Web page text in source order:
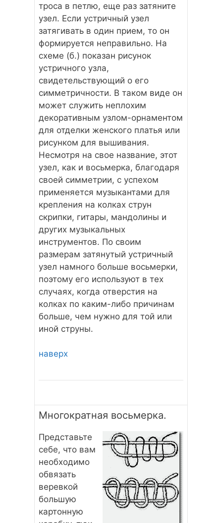
троса в петлю, еще раз затяните
узел. Если устричный узел
затягивать в один прием, то он
формируется неправильно. На
схеме (б.) показан рисунок
устричного узла,
свидетельствующий о его
симметричности. В таком виде он
может служить неплохим
декоративным узлом-орнаментом
для отделки женского платья или
рисунком для вышивания.
Несмотря на свое название, этот
узел, как и восьмерка, благодаря
своей симметрии, с успехом
применяется музыкантами для
крепления на колках струн
скрипки, гитары, мандолины и
других музыкальных
инструментов. По своим
размерам затянутый устричный
узел намного больше восьмерки,
поэтому его используют в тех
случаях, когда отверстия на
колках по каким-либо причинам
больше, чем нужно для той или
иной струны.
наверх
Многократная восьмерка.
Представьте
себе, что вам
необходимо
обвязать
веревкой
большую
картонную